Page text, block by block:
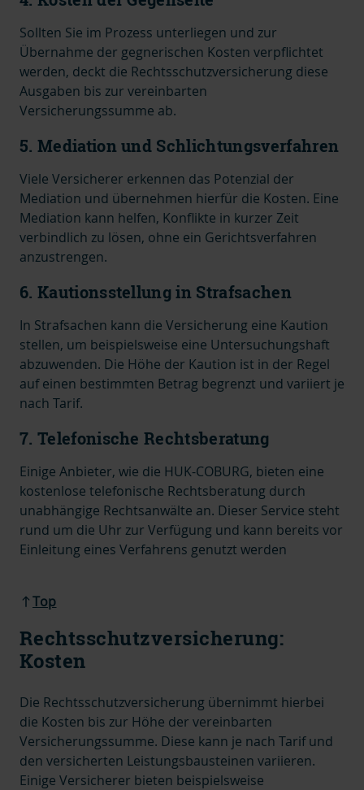
Sollten Sie im Prozess unterliegen und zur
Übernahme der gegnerischen Kosten verpflichtet
werden, deckt die Rechtsschutzversicherung diese
Ausgaben bis zur vereinbarten
Versicherungssumme ab.
5. Mediation und Schlichtungsverfahren
Viele Versicherer erkennen das Potenzial der
Mediation und übernehmen hierfür die Kosten. Eine
Mediation kann helfen, Konflikte in kurzer Zeit
verbindlich zu lösen, ohne ein Gerichtsverfahren
anzustrengen.
6. Kautionsstellung in Strafsachen
In Strafsachen kann die Versicherung eine Kaution
stellen, um beispielsweise eine Untersuchungshaft
abzuwenden. Die Höhe der Kaution ist in der Regel
auf einen bestimmten Betrag begrenzt und variiert je
nach Tarif.
7. Telefonische Rechtsberatung
Einige Anbieter, wie die HUK-COBURG, bieten eine
kostenlose telefonische Rechtsberatung durch
unabhängige Rechtsanwälte an. Dieser Service steht
rund um die Uhr zur Verfügung und kann bereits vor
Einleitung eines Verfahrens genutzt werden
Top
Rechtsschutzversicherung:
Kosten
Die Rechtsschutzversicherung übernimmt hierbei
die Kosten bis zur Höhe der vereinbarten
Versicherungssumme. Diese kann je nach Tarif und
den versicherten Leistungsbausteinen variieren.
Einige Versicherer bieten beispielsweise